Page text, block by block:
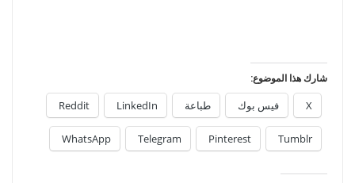
شارك هذا الموضوع:
X فيس بوك طباعة LinkedIn
Reddit
Tumblr
Pinterest
Telegram
WhatsApp